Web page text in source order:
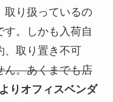
取り扱っているの
。しかも入荷自
、取り置き不可
ん。あくまでも店
りオフィスベンダ